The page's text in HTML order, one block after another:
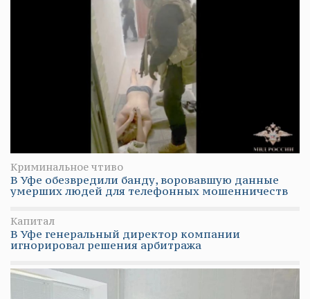
Криминальное чтиво
В Уфе обезвредили банду, воровавшую данные
умерших людей для телефонных мошенничеств
Капитал
В Уфе генеральный директор компании
игнорировал решения арбитража